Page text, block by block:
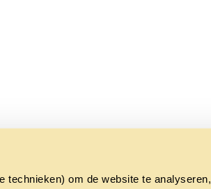
technieken) om de website te analyseren,